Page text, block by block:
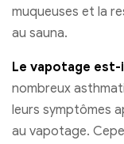
muqueuses et la
au sauna.
Le vapotage
nombreux
leurs symptômes
au vapotage.